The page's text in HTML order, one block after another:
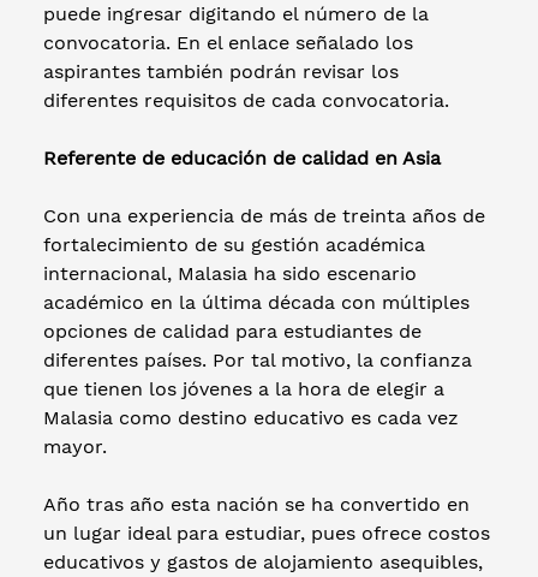
puede ingresar digitando el número de la
convocatoria. En el enlace señalado los
aspirantes también podrán revisar los
diferentes requisitos de cada convocatoria.
Referente de educación de calidad en Asia
Con una experiencia de más de treinta años de
fortalecimiento de su gestión académica
internacional, Malasia ha sido escenario
académico en la última década con múltiples
opciones de calidad para estudiantes de
diferentes países. Por tal motivo, la confianza
que tienen los jóvenes a la hora de elegir a
Malasia como destino educativo es cada vez
mayor.
Año tras año esta nación se ha convertido en
un lugar ideal para estudiar, pues ofrece costos
educativos y gastos de alojamiento asequibles,